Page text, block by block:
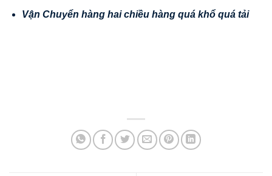
Vận Chuyển hàng hai chiều hàng quá khổquá tải